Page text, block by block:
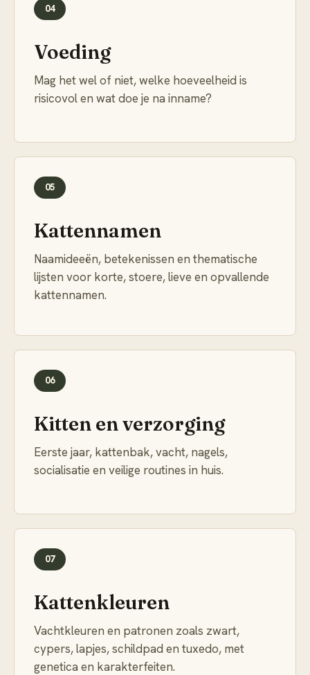
04
Voeding
Mag het wel of niet, welke hoeveelheid is
risicovol en wat doe je na inname?
05
Kattennamen
Naamideeën, betekenissen en thematische
lijsten voor korte, stoere, lieve en opvallende
kattennamen.
06
Kitten en verzorging
Eerste jaar, kattenbak, vacht, nagels,
socialisatie en veilige routines in huis.
07
Kattenkleuren
Vachtkleuren en patronen zoals zwart,
cypers, lapjes, schildpad en tuxedo, met
genetica en karakterfeiten.